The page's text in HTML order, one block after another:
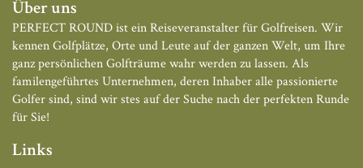
Über uns
PERFECT ROUND ist ein Reiseveranstalter für Golfreisen. Wir
kennen Golfplätze, Orte und Leute auf der ganzen Welt, um Ihre
ganz persönlichen Golfträume wahr werden zu lassen. Als
familengeführtes Unternehmen, deren Inhaber alle passionierte
Golfer sind, sind wir stes auf der Suche nach der perfekten Runde
für Sie!
Links